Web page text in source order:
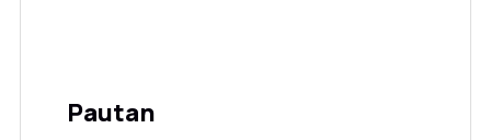
Pautan